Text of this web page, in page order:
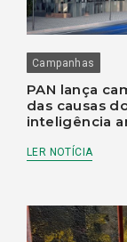
Campanhas
PAN lança
das causas
inteligência
LER NOTÍCIA